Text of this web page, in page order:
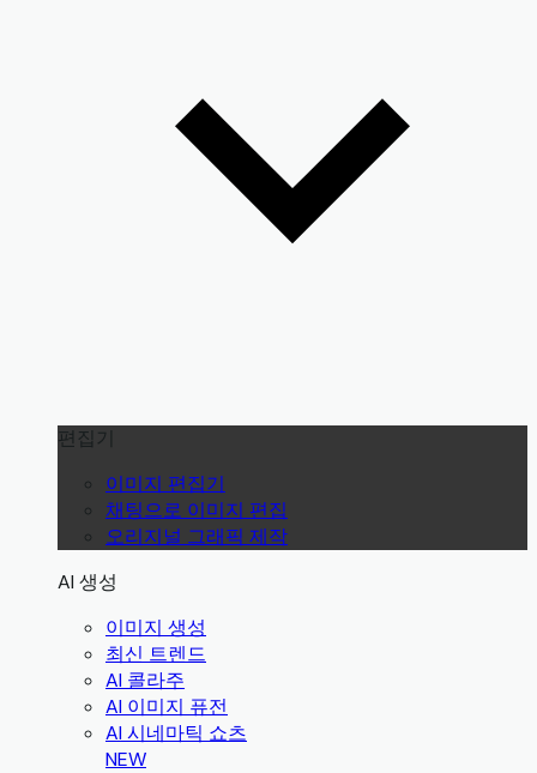
편집기
이미지 편집기
채팅으로 이미지 편집
오리지널 그래픽 제작
AI 생성
이미지 생성
최신 트렌드
AI 콜라주
AI 이미지 퓨전
AI 시네마틱 쇼츠
NEW